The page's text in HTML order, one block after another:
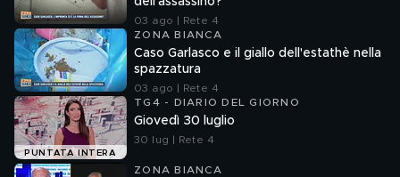
03 ago | Rete 4
ZONA BIANCA
Caso Garlasco e il giallo dell'estathè nella
spazzatura
03 ago | Rete 4
PUNTATA INTERA
TG4 - DIARIO DEL GIORNO
Giovedì 30 luglio
30 lug | Rete 4
ZONA BIANCA